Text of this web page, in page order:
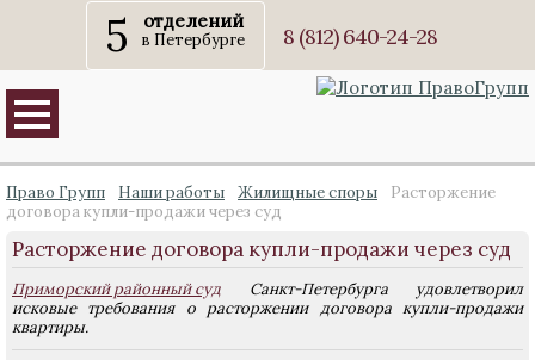
5 отделений
в Петербурге 8 (812) 640-24-28
Право Групп Наши работы Жилищные споры
Расторжение
договора купли-продажи через суд
Расторжение договора купли-продажи через суд
Приморский районный суд Санкт-Петербурга удовлетворил
исковые требования о расторжении договора купли-продажи
квартиры.